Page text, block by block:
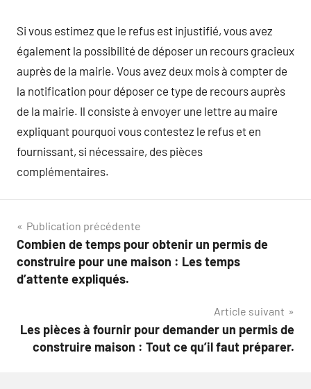
Si vous estimez que le refus est injustifié, vous avez
également la possibilité de déposer un recours gracieux
auprès de la mairie. Vous avez deux mois à compter de
la notification pour déposer ce type de recours auprès
de la mairie. Il consiste à envoyer une lettre au maire
expliquant pourquoi vous contestez le refus et en
fournissant, si nécessaire, des pièces
complémentaires.
Navigation
de
l’article
Publication précédente
Combien de temps pour obtenir un permis de
construire pour une maison : Les temps
d’attente expliqués.
Article suivant
Les pièces à fournir pour demander un permis de
construire maison : Tout ce qu’il faut préparer.